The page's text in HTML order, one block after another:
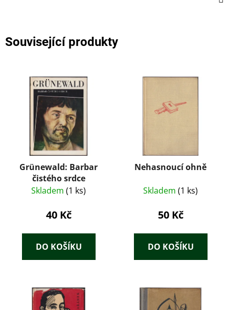
Související produkty
Grünewald: Barbar
čistého srdce
Skladem (1 ks)
40 Kč
DO KOŠÍKU
Nehasnoucí ohně
Skladem (1 ks)
50 Kč
DO KOŠÍKU